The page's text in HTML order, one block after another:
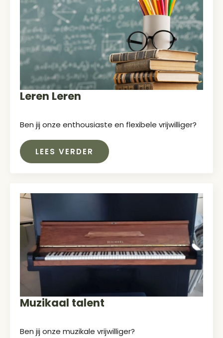
Leren Leren
Ben jij onze enthousiaste en flexibele vrijwilliger?
LEES VERDER
Muzikaal talent
Ben jij onze muzikale vrijwilliger?